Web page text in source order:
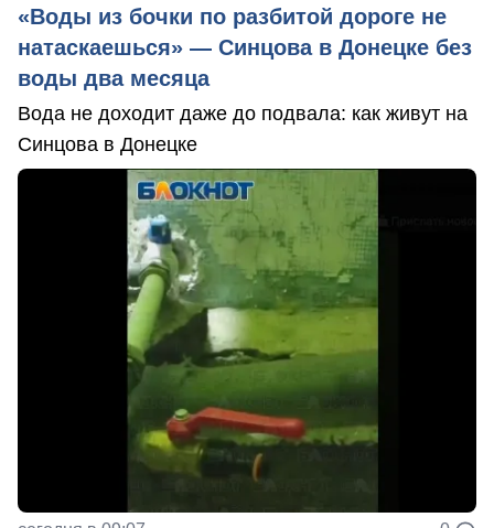
«Воды из бочки по разбитой дороге не
натаскаешься» — Синцова в Донецке без
воды два месяца
Вода не доходит даже до подвала: как живут на
Синцова в Донецке